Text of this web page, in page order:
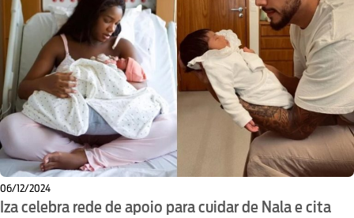
06/12/2024
Iza celebra rede de apoio para cuidar de Nala e cita